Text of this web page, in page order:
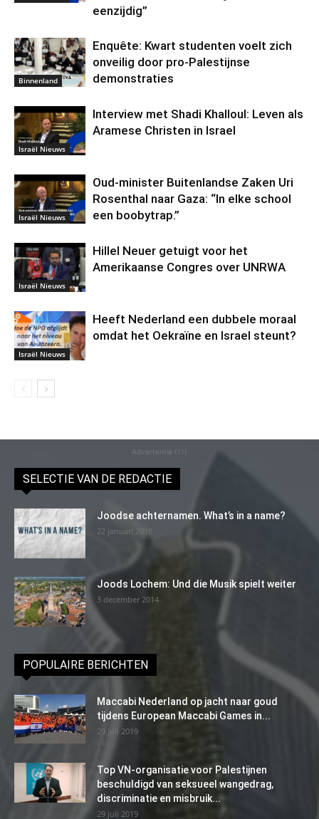
eenzijdig”
Binnenland
Enquête: Kwart studenten voelt zich
onveilig door pro-Palestijnse
demonstraties
Israël Nieuws
Interview met Shadi Khalloul: Leven als
Aramese Christen in Israel
Israël Nieuws
Oud-minister Buitenlandse Zaken Uri
Rosenthal naar Gaza: “In elke school
een boobytrap.”
Israël Nieuws
Hillel Neuer getuigt voor het
Amerikaanse Congres over UNRWA
Israël Nieuws
Heeft Nederland een dubbele moraal
omdat het Oekraïne en Israel steunt?
Advertentie (11)
SELECTIE VAN DE REDACTIE
Joodse achternamen. What’s in a name?
22 januari 2016
Joods Lochem: Und die Musik spielt weiter
3 december 2014
POPULAIRE BERICHTEN
Maccabi Nederland op jacht naar goud
tijdens European Maccabi Games in...
29 juli 2019
Top VN-organisatie voor Palestijnen
beschuldigd van seksueel wangedrag,
discriminatie en misbruik...
29 juli 2019